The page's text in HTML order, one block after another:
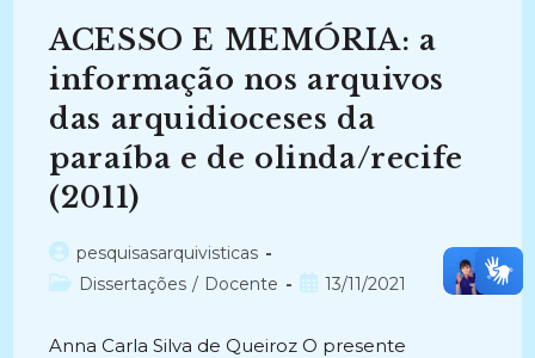
A
Partir
Dos
Periódicos
Arquivísticos
Brasileiros
(2016)
ACESSO E MEMÓRIA: a
informação nos arquivos
das arquidioceses da
paraíba e de olinda/recife
(2011)
Autor
do
pesquisasarquivisticas
Categoria
Dissertações / Docente
Post13/11/2021
Anna Carla Silva de Queiroz O presente